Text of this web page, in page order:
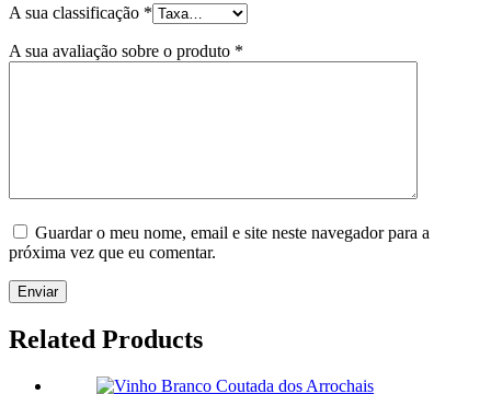
A sua classificação *
A sua avaliação sobre o produto *
Guardar o meu nome, email e site neste navegador para a
próxima vez que eu comentar.
Related Products